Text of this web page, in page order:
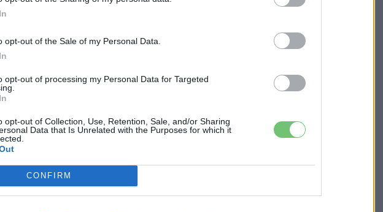
opt-out of the Sale of my Personal Data.
opt-out of processing my Personal Data for Targeted
opt-out of Collection, Use, Retention, Sale, and/or Sharing
Data that Is Unrelated with the Purposes for which it
CONFIRM
IonBoost
olcsó szilárdtest-akkumulátorok, a Ford
how-ján alapulva, amelyekben a társaság saját
céggel akkumulátorcellák gyártására az Egyesült
járművek számára.
a Mustang Mach-E, leginkább új vásárlók
hatalmas az igény, bemutatása óta már 70 000
Ford E-Transitra nagy feladata vár, érkezésre